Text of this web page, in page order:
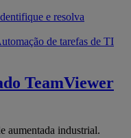
e resolva
de tarefas de TI
TeamViewer
aumentada industrial.